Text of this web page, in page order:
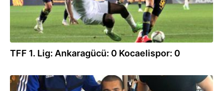
TFF 1. Lig: Ankaragücü: 0 Kocaelispor: 0
17.01.2020